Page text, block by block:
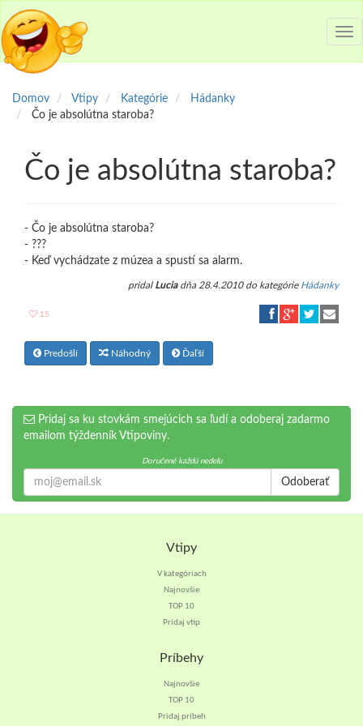
Domov Vtipy Kategórie
Hádanky
Čo je absolútna staroba?
Čo je absolútna staroba?
- Čo je absolútna staroba?
- ???
- Keď vychádzate z múzea a spustí sa alarm.
pridal Luciadňa 28.4.2010 do kategórie Hádanky
15
Predošlí Náhodný Ďaľší
Pridaj sa ku stovkám smejúcich sa ľudí a odoberaj zadarmo
emailom týždenník Vtipoviny.
Doručené každú nedeľu
Odoberať
Vtipy
V kategóriach
Najnovšie
TOP 10
Pridaj vtip
Príbehy
Najnovšie
TOP 10
Pridaj príbeh